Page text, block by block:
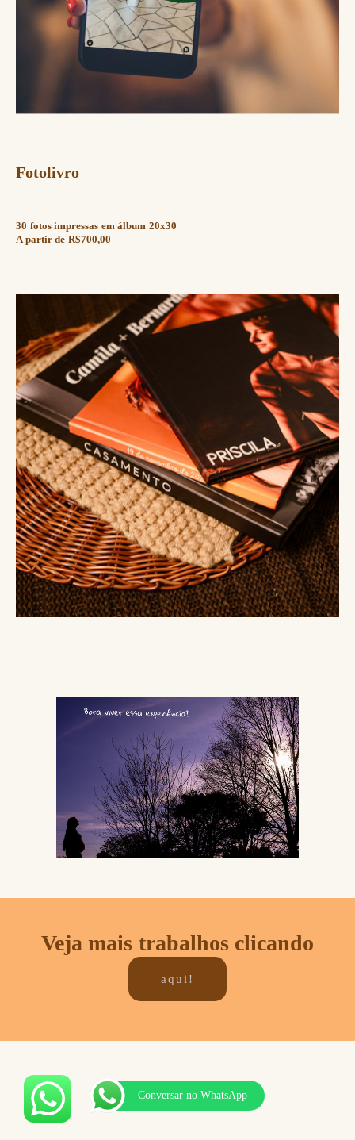
Fotolivro
30 fotos impressas em álbum 20x30
A partir de R$700,00
Veja mais trabalhos clicando
aqui!
Conversar no WhatsApp